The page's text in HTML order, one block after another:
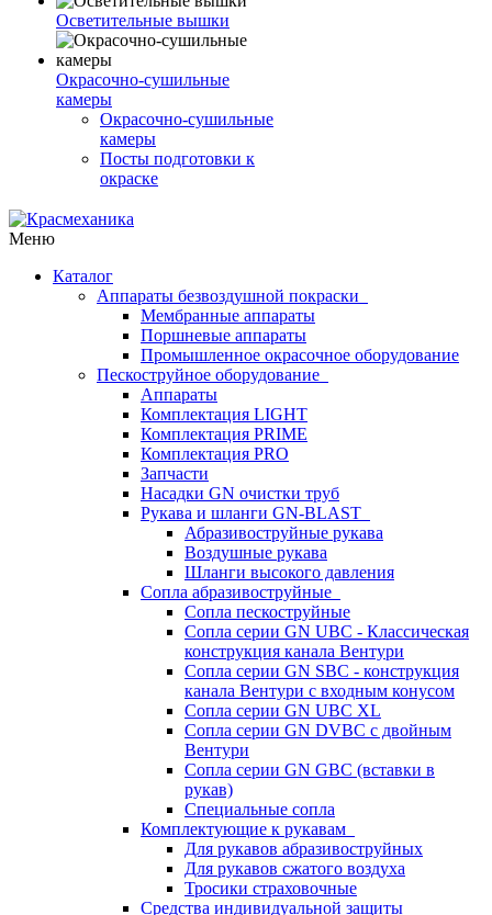
Осветительные вышки
Окрасочно-сушильные
камеры
Окрасочно-сушильные
камеры
Посты подготовки к
окраске
Меню
Каталог
Аппараты безвоздушной покраски
Мембранные аппараты
Поршневые аппараты
Промышленное окрасочное оборудование
Пескоструйное оборудование
Аппараты
Комплектация LIGHT
Комплектация PRIME
Комплектация PRO
Запчасти
Насадки GN очистки труб
Рукава и шланги GN-BLAST
Абразивоструйные рукава
Воздушные рукава
Шланги высокого давления
Сопла абразивоструйные
Сопла пескоструйные
Сопла серии GN UBC - Классическая
конструкция канала Вентури
Сопла серии GN SBC - конструкция
канала Вентури c входным конусом
Сопла серии GN UBC XL
Сопла серии GN DVBC с двойным
Вентури
Сопла серии GN GBC (вставки в
рукав)
Специальные сопла
Комплектующие к рукавам
Для рукавов абразивоструйных
Для рукавов сжатого воздуха
Тросики страховочные
Средства индивидуальной защиты